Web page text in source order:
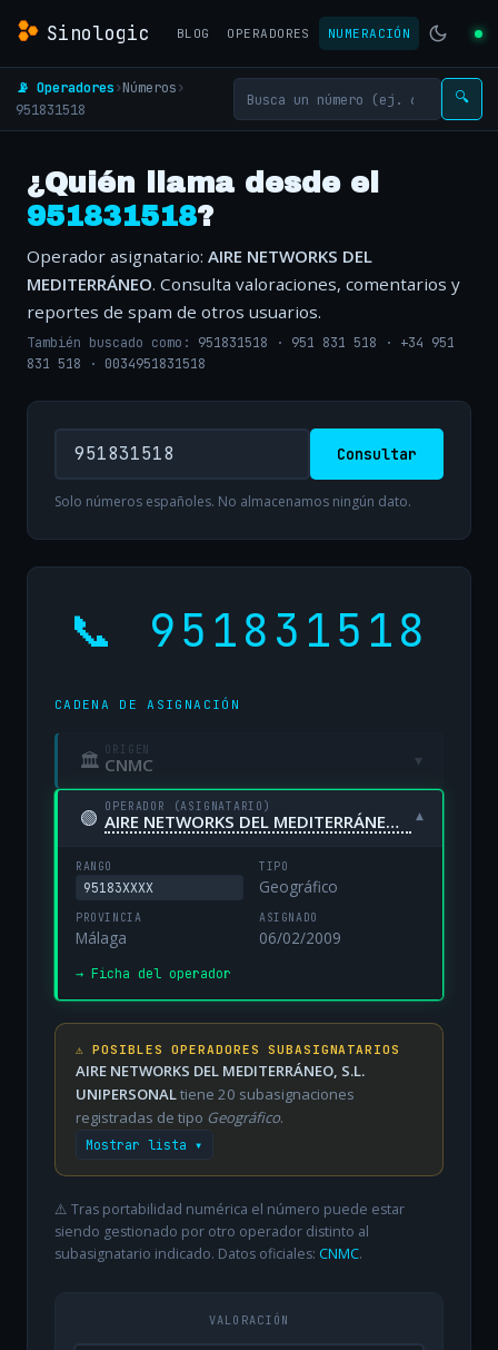
Sinologic BLOG OPERADORES NUMERACIÓN
📡 Operadores›Números›
951831518
🔍
¿Quién llama desde el
951831518?
Operador asignatario: AIRE NETWORKS DEL
MEDITERRÁNEO. Consulta valoraciones, comentarios y
reportes de spam de otros usuarios.
También buscado como: 951831518 · 951 831 518 · +34 951
831 518 · 0034951831518
Consultar
Solo números españoles. No almacenamos ningún dato.
📞 951831518
CADENA DE ASIGNACIÓN
🏛 ORIGEN
CNMC ▾
🟢 OPERADOR (ASIGNATARIO)
AIRE NETWORKS DEL MEDITERRÁNEO, S.L. UNIPERSONAL ▾
RANGO
95183XXXX
TIPO
Geográfico
PROVINCIA
Málaga
ASIGNADO
06/02/2009
→ Ficha del operador
⚠️ POSIBLES OPERADORES SUBASIGNATARIOS
AIRE NETWORKS DEL MEDITERRÁNEO, S.L.
UNIPERSONALtiene 20 subasignaciones
registradas de tipo Geográfico.
Mostrar lista ▾
⚠️ Tras portabilidad numérica el número puede estar
siendo gestionado por otro operador distinto al
subasignatario indicado. Datos oficiales: CNMC.
VALORACIÓN